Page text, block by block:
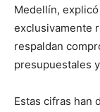
Medellín,
exclusivamente
respaldan
presupuestales
Estas cifras han